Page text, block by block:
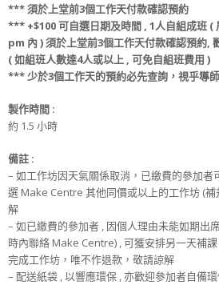
*** 須於上堂前3個工作天付款確認預約
*** +$100 可自選日期及時間 , 1人自組成班 (
pm 內 ) 須於上堂前3個工作天付款確認預約,
( 如組班人數達4人或以上 , 可免自組班費用 )
*** 少於3個工作天的預約必先查詢，視乎導
製作時間 :
約 1.5 小時
備註 :
– 如工作坊因天氣關係取消，已繳費的參加
選 Make Centre 其他同價或以上的工作坊 (
解
– 如已繳費的參加者 , 因個人理由未能如期出
時內聯絡 Make Centre) , 可獲安排另一天補
完成工作坊，唯不作退款，敬請諒解
– 配送紙袋 , 以響應環保 , 亦歡迎參加者自備